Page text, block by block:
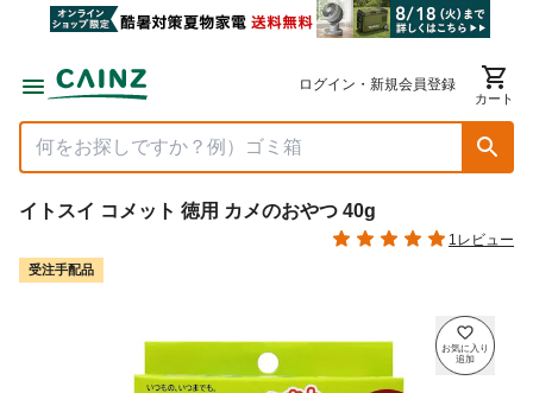
ログイン・新規会員登録
カート
イトスイ コメット 徳用 カメのおやつ 40g
1レビュー
受注手配品